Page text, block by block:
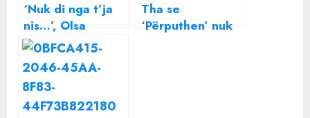
‘Nuk di nga t’ja
nis…’, Olsa
Muhameti ka dy
fjalë pas largimit
të Borës si
prezantuese e
‘Përputhen’
Tha se
‘Përputhen’ nuk